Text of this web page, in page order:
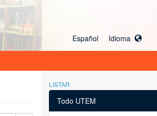
Español Idioma
LISTAR
Todo UTEM